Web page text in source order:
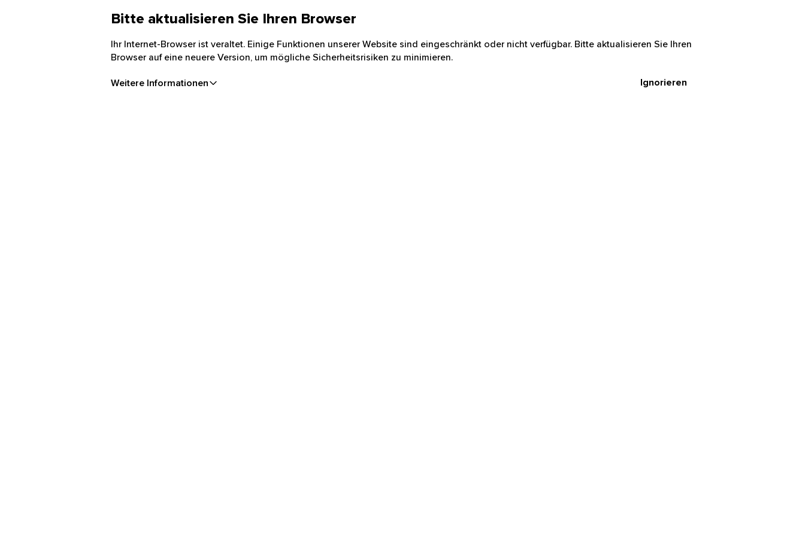
Bitte aktualisieren Sie Ihren Browser
Ihr Internet-Browser ist veraltet. Einige Funktionen unserer Website sind eingeschränkt oder nicht verfügbar. Bitte aktualisieren Sie Ihren
Browser auf eine neuere Version, um mögliche Sicherheitsrisiken zu minimieren.
Weitere Informationen Ignorieren